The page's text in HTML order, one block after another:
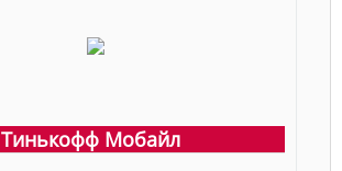
Тинькофф Мобайл